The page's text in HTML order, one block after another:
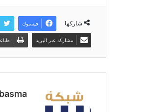
شاركها فيسبوك
مشاركة عبر البريد
basma